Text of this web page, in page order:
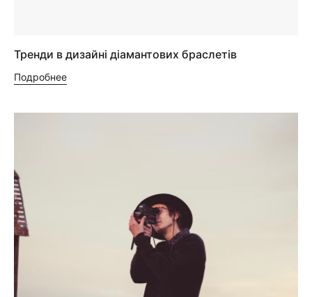
Тренди в дизайні діамантових браслетів
Подробнее